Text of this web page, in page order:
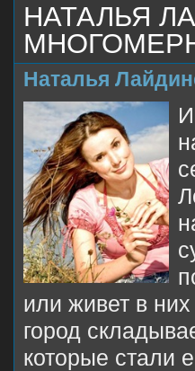
НАТАЛЬЯ
Наталья
или живет в
город
которые стали